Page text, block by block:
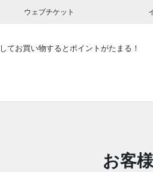
ウェブチケット
してお買い物するとポイントがたまる！
お客